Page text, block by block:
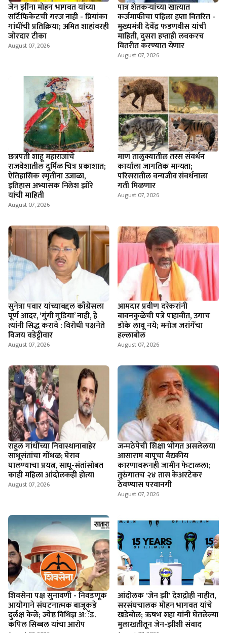
जेन झींना मोहन भागवत यांच्या
सर्टिफिकेटची गरज नाही - प्रियांका
गांधींची प्रतिक्रिया; अमित शाहांवरही
जोरदार टीका
August 07, 2026
पात्र शेतकऱ्यांच्या खात्यात
कर्जमाफीचा पहिला हप्ता वितरित -
मुख्यमंत्री देवेंद्र फडणवीस यांची
माहिती, दुसरा हप्ताही लवकरच
वितरीत करण्यात येणार
August 07, 2026
छत्रपती शाहू महाराजांचे
राजवेशातील दुर्मिळ चित्र प्रकाशात;
ऐतिहासिक स्मृतींना उजाळा,
इतिहास अभ्यासक निलेश झोरे
यांची माहिती
August 07, 2026
माण तालुक्यातील तरस संवर्धन
कार्याला जागतिक मान्यता;
परिसरातील वन्यजीव संवर्धनाला
गती मिळणार
August 07, 2026
सुनेत्रा पवार यांच्याबद्दल काँग्रेसला
पूर्ण आदर, ‘गुंगी गुडिया’ नाही, हे
त्यांनी सिद्ध करावे : विरोधी पक्षनेते
विजय वडेट्टीवार
August 07, 2026
आमदार प्रवीण दरेकरांनी
बावनकुळेंची पत्रे पाहावीत, उगाच
डोके लावू नये; मनोज जरांगेंचा
हल्लाबोल
August 07, 2026
राहुल गांधींच्या निवास्थानाबाहेर
साधूसंतांचा गोंधळ; घेराव
घालण्याचा प्रयत्न, साधू-संतांसोबत
काही महिला आंदोलकही होत्या
August 07, 2026
जन्मठेपेची शिक्षा भोगत असलेलया
आसाराम बापूचा वैद्यकीय
कारणावरूनही जामीन फेटाळला;
तुरुंगातच २४ तास केअरटेकर
ठेवण्यास परवानगी
August 07, 2026
शिवसेना पक्ष सुनावणी - निवडणूक
आयोगाने संघटनात्मक बाजूकडे
दुर्लक्ष केले; ज्येष्ठ विधिज्ञ अॅड.
कपिल सिब्बल यांचा आरोप
आंदोलक 'जेन झी' देशद्रोही नाहीत,
सरसंघचालक मोहन भागवत यांचे
खडेबोल; ऋषभ शहा यांनी घेतलेल्या
मुलाखतीतून जेन-झीशी संवाद